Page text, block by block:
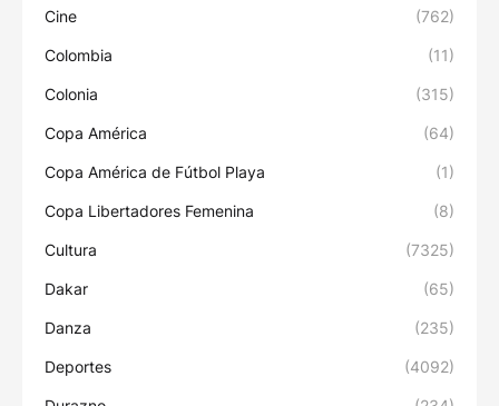
Cine (762)
Colombia (11)
Colonia (315)
Copa América (64)
Copa América de Fútbol Playa (1)
Copa Libertadores Femenina (8)
Cultura (7325)
Dakar (65)
Danza (235)
Deportes (4092)